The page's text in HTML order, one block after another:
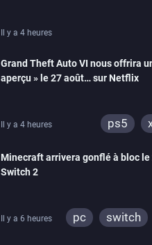
Il y a 4 heures
Grand Theft Auto VI nous offrira
aperçu » le 27 août… sur Netflix
Il y a 4 heures ps5
Minecraft arrivera gonflé à bloc le
Switch 2
Il y a 6 heures pc switch